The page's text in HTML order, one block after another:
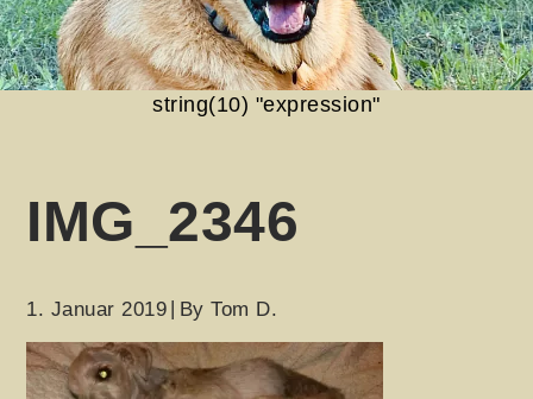
string(10) "expression"
IMG_2346
1. Januar 2019 ByTom D.